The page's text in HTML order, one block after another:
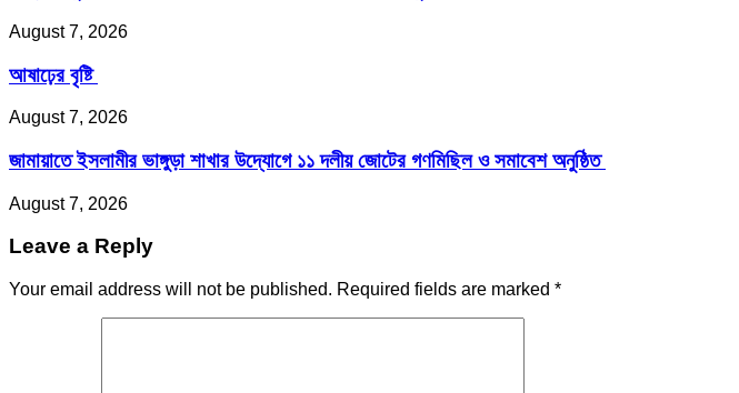
August 7, 2026
আষাঢ়ের বৃষ্টি
August 7, 2026
জামায়াতে ইসলামীর ভাঙ্গুড়া শাখার উদ্যোগে ১১ দলীয় জোটের গণমিছিল ও সমাবেশ অনুষ্ঠিত
August 7, 2026
Leave a Reply
Your email address will not be published. Required fields are marked *